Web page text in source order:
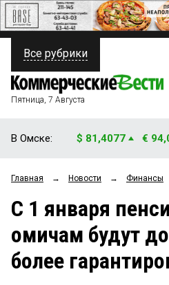
ПОЛИТИКА
ФИНАНСЫ
ОБЩЕСТВО
ЗАКОН
НОВОСТИ КОМПАНИЙ
Все рубрики
Пятница, 7 Августа
В Омске: $ 81,4077 €
Главная → Новости → Финансы
С 1 января
омичам будут
более